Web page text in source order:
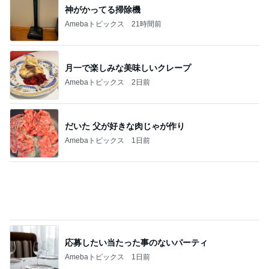
小原正子 1人で寝ると言い出した長女
おばたのお兄さん 妻の誕生日祝い
Amebaトピックス 1日前